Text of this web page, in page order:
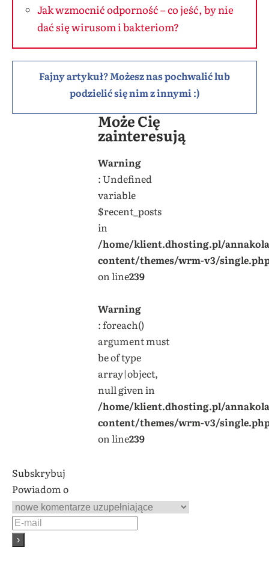
Jak wzmocnić odporność – co jeść, by nie
dać się wirusom i bakteriom?
Fajny artykuł? Możesz nas pochwalić lub
podzielić się nim z innymi :)
Może Cię
zainteresują
Warning
: Undefined
variable
$recent_posts
in
/home/klient.dhosting.pl/
content/themes/wrm-v3/
on line239
Warning
: foreach()
argument must
be of type
array|object,
null given in
/home/klient.dhosting.pl/
content/themes/wrm-v3/
on line239
Subskrybuj
Powiadom o